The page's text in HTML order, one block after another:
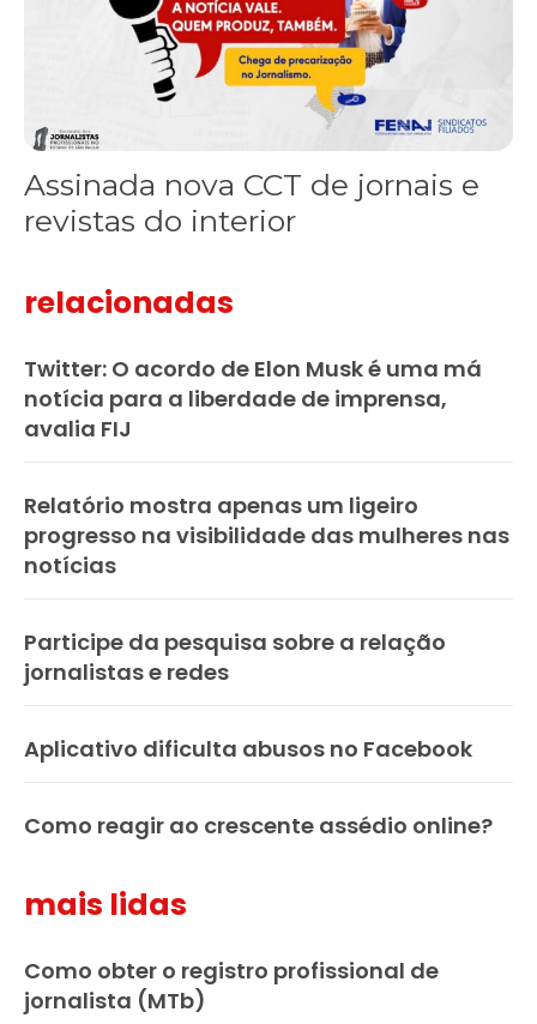
Assinada nova CCT de jornais e
revistas do interior
relacionadas
Twitter: O acordo de Elon Musk é uma má
notícia para a liberdade de imprensa,
avalia FIJ
Relatório mostra apenas um ligeiro
progresso na visibilidade das mulheres nas
notícias
Participe da pesquisa sobre a relação
jornalistas e redes
Aplicativo dificulta abusos no Facebook
Como reagir ao crescente assédio online?
mais lidas
Como obter o registro profissional de
jornalista (MTb)